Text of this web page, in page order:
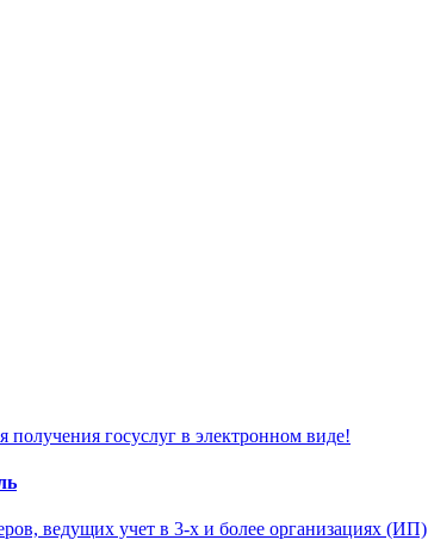
госуслуг в электронном виде!
ведущих учет в 3-х и более организациях (ИП)